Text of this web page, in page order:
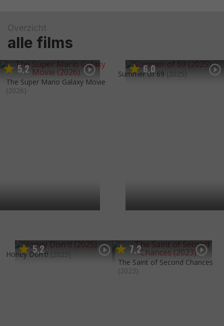
Overzicht
alle films
5,2
The Super Mario Galaxy Movie
(2026)
6,0
Summer of 69 (2025)
5,2
Honey Don't! (2025) 7,2
The Saint of Second Chances
(2023)